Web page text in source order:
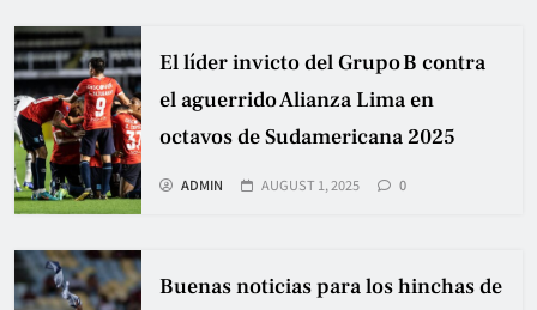
El líder invicto del Grupo B contra
el aguerrido Alianza Lima en
octavos de Sudamericana 2025
ADMIN AUGUST 1, 2025 0
Buenas noticias para los hinchas de